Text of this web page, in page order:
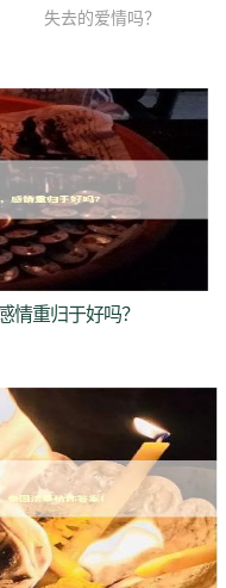
失去的爱情吗？
情重归于好吗？